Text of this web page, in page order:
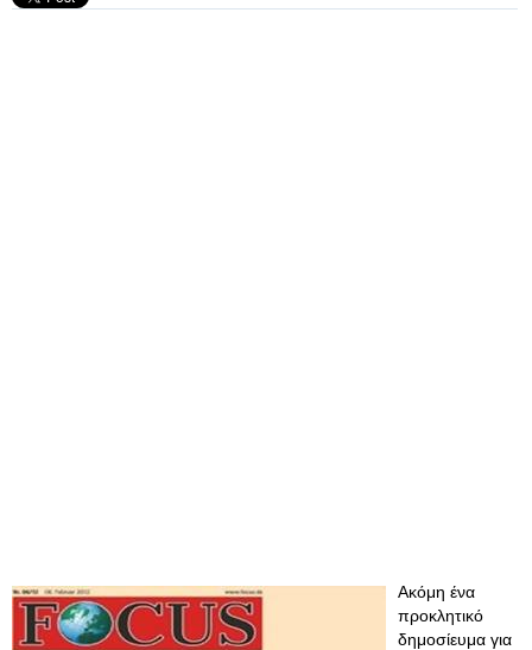
Ακόμη ένα
προκλητικό
δημοσίευμα για